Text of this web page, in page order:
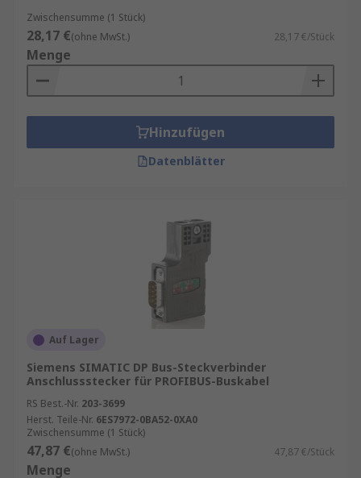
Zwischensumme (1 Stück)
28,17 €(ohne MwSt.) 28,17 €/Stück
Menge
Hinzufügen
Datenblätter
Auf Lager
Siemens SIMATIC DP Bus-Steckverbinder
Anschlussstecker für PROFIBUS-Buskabel
RS Best.-Nr. 203-3699
Herst. Teile-Nr. 6ES7972-0BA52-0XA0
Zwischensumme (1 Stück)
47,87 €(ohne MwSt.) 47,87 €/Stück
Menge